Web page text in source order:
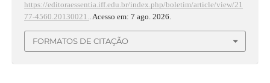
https://editoraessentia.iff.edu.br/index.php/boletim/article/view/21
77-4560.20130021.. Acesso em: 7 ago. 2026.
FORMATOS DE CITAÇÃO